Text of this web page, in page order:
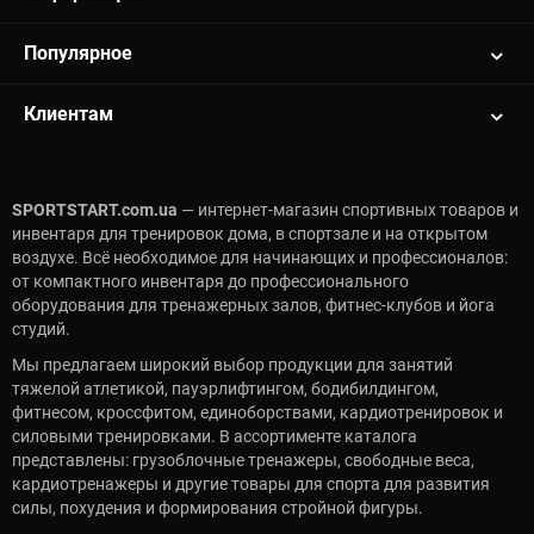
жимах, активно способствуя похудению и мышечной
масштабировать нагрузку.
Форма влияет на функциональность. Классические круглые
снаряды не всегда удобны: они катятся по полу.
Шестигранник (антиперекат) — выбор экспертов. Такие
гантели для фитнеса не укатываются, обеспечивают лучшую
амортизацию при соприкосновении с полом и служат
устойчивой опорой при выполнении сложных отжиманий
или планки.
Покупка фитнес гантелей: бренд, сток
и комплектность
Товарная карточка качественного инвентаря всегда
указывает комплектность (чаще всего продаются как пара,
Популярное
Клиентам
SPORTSTART.com.ua — интернет-магазин спортивных товаров и
инвентаря для тренировок дома, в спортзале и на открытом
воздухе. Всё необходимое для начинающих и профессионалов:
от компактного инвентаря до профессионального
оборудования для тренажерных залов, фитнес-клубов и йога
студий.
Мы предлагаем широкий выбор продукции для занятий
тяжелой атлетикой, пауэрлифтингом, бодибилдингом,
фитнесом, кроссфитом, единоборствами, кардиотренировок и
силовыми тренировками. В ассортименте каталога
представлены: грузоблочные тренажеры, свободные веса,
кардиотренажеры и другие товары для спорта для развития
силы, похудения и формирования стройной фигуры.